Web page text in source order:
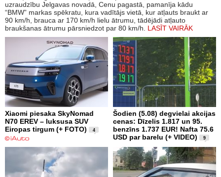
uzraudzību Jelgavas novadā, Cenu pagastā, pamanīja kādu
“BMW” markas spēkratu, kura vadītājs vietā, kur atļauts braukt ar
90 km/h, brauca ar 170 km/h lielu ātrumu, tādējādi atļauto
braukšanas ātrumu pārsniedzot par 80 km/h. LASĪT VAIRĀK
Xiaomi piesaka SkyNomad
N70 EREV – luksusa SUV
Eiropas tirgum (+ FOTO)
4
Šodien (5.08) degvielai akcijas
cenas: Dīzelis 1.817 un 95.
benzīns 1.737 EUR! Nafta 75.6
USD par barelu (+ VIDEO)
9